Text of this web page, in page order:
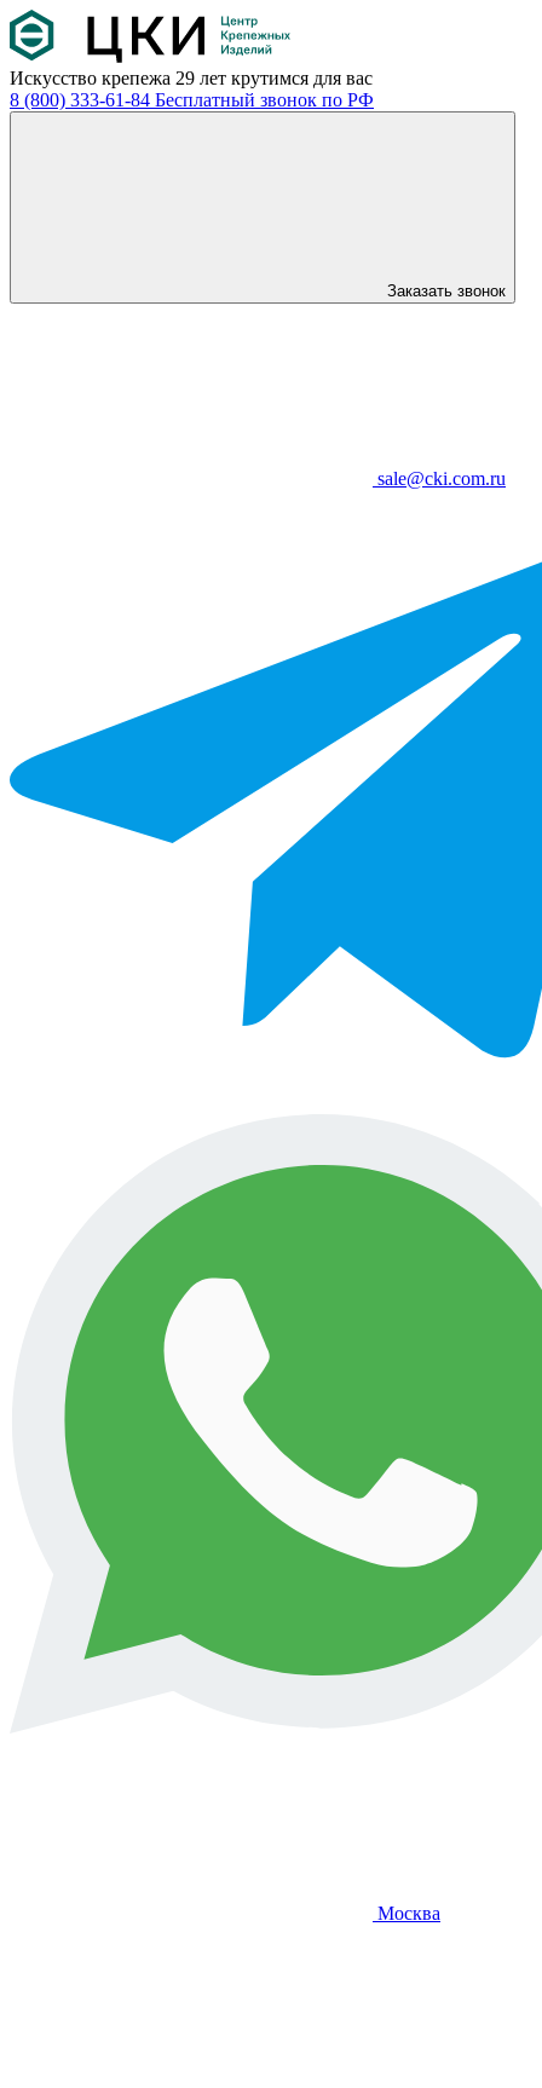
Искусство крепежа 29 лет крутимся для вас
8 (800) 333-61-84 Бесплатный звонок по РФ
Заказать звонок
sale@cki.com.ru
Москва